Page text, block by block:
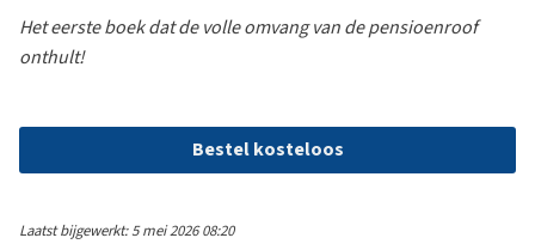
Het eerste boek dat de volle omvang van de pensioenroof
onthult!
Bestel kosteloos
Laatst bijgewerkt: 5 mei 2026 08:20